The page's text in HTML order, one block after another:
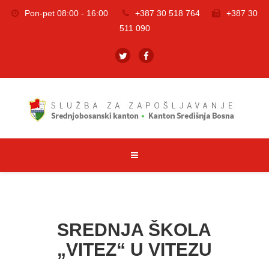
Pon-pet 08:00 - 16:00 +387 30 518 764
+387 30
511 090
SREDNJA ŠKOLA
„VITEZ“ U VITEZU